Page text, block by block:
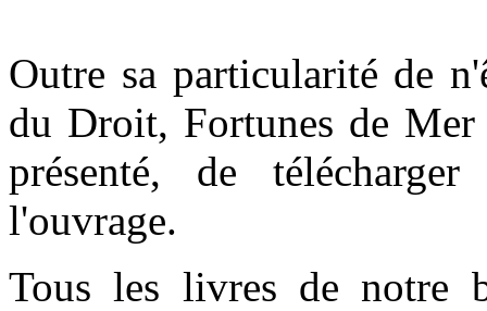
Outre sa particularité de
du Droit, Fortunes de
présenté, de
l'ouvrage.
Tous les livres de notre